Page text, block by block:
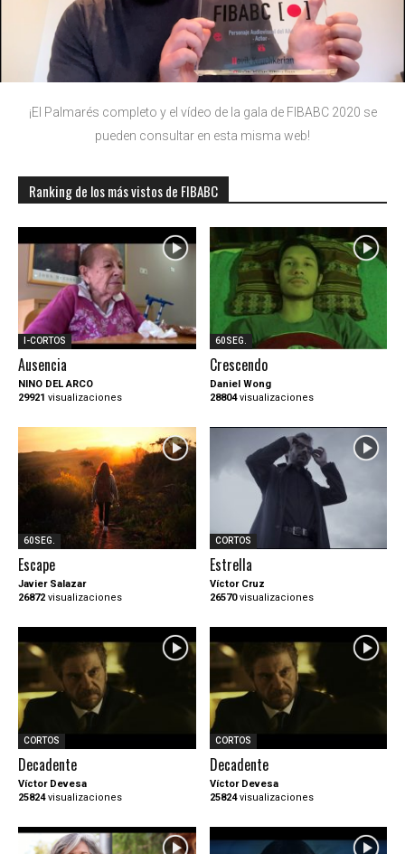
¡El Palmarés completo y el vídeo de la gala de FIBABC 2020 se
pueden consultar en esta misma web!
Ranking de los más vistos de FIBABC
I-CORTOS
Ausencia
NINO DEL ARCO
29921 visualizaciones
60SEG.
Crescendo
Daniel Wong
28804visualizaciones
60SEG.
Escape
Javier Salazar
26872 visualizaciones
CORTOS
Estrella
Víctor Cruz
26570visualizaciones
CORTOS
Decadente
Víctor Devesa
25824visualizaciones
CORTOS
Decadente
Víctor Devesa
25824visualizaciones